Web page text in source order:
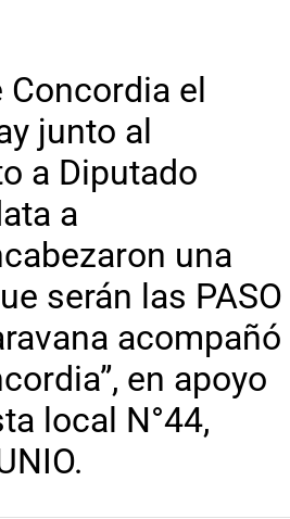
Concordia el
junto al
a Diputado
a
una
serán las PASO
acompañó
en apoyo
local N°44,